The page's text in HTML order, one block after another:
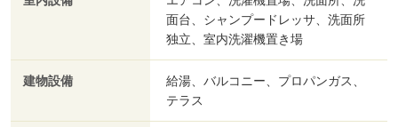
面台、シャンプードレッサ、洗面所
独立、室内洗濯機置き場
建物設備
給湯、バルコニー、プロパンガス、
テラス